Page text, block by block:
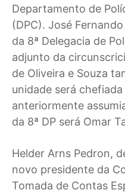
Departamento de
(DPC). José
da 8ª Delegacia de
adjunto da
de Oliveira e Souza
unidade será
anteriormente
da 8ª DP será Omar
Helder Arns Pedron,
novo presidente da
Tomada de Contas